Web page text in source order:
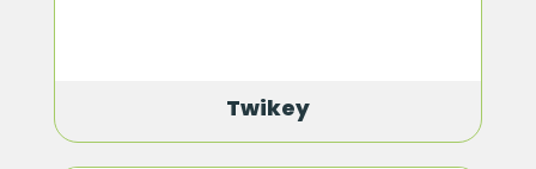
Twikey